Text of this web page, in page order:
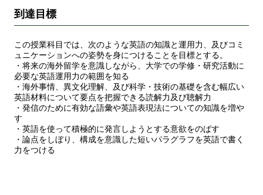
到達目標
この授業科目では、次のような英語の知識と運用力、及びコミ
ュニケーションへの姿勢を身につけることを目標とする。
・将来の海外留学を意識しながら、大学での学修・研究活動に
必要な英語運用力の範囲を知る
・海外事情、異文化理解、及び科学・技術の基礎を含む幅広い
英語材料について要点を把握できる読解力及び聴解力
・発信のために有効な語彙や英語表現法についての知識を増や
す
・英語を使って積極的に発言しようとする意欲をのばす
・論点をしぼり、構成を意識した短いパラグラフを英語で書く
力をつける